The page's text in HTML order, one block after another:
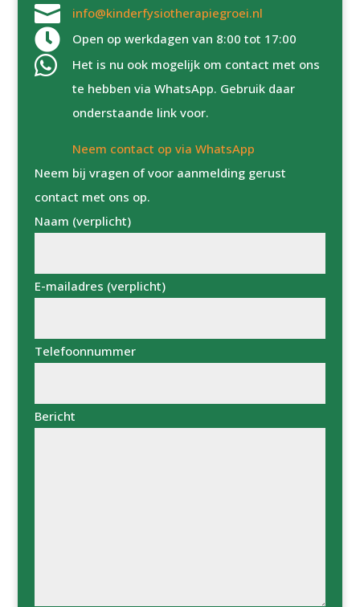
 info@kinderfysiotherapiegroei.nl
 Open op werkdagen van 8:00 tot 17:00

Het is nu ook mogelijk om contact met ons
te hebben via WhatsApp. Gebruik daar
onderstaande link voor.
Neem contact op via WhatsApp
Neem bij vragen of voor aanmelding gerust
contact met ons op.
Naam (verplicht)
E-mailadres (verplicht)
Telefoonnummer
Bericht